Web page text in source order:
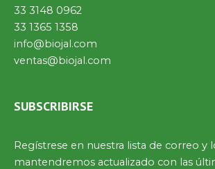
33 3148 0962
33 1365 1358
info@biojal.com
ventas@biojal.com
SUBSCRIBIRSE
Regístrese en nuestra lista de correo y
mantendremos actualizado con las